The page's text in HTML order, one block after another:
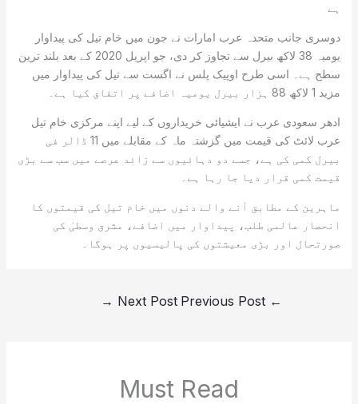
ہے
دوسری جانب متحدہ عرب امارات نے جون میں خام تیل کی پیداوار
یومیہ 38 لاکھ بیرل سے تجاوز کر دی، جو اپریل 2020 کے بعد بلند ترین
سطح ہے۔ اسی طرح اوپیک پلس نے اگست سے تیل کی پیداوار میں
مزید 1 لاکھ 88 ہزار بیرل یومیہ اضافے پر اتفاق کیا ہے۔
ادھر سعودی عرب نے ایشیائی خریداروں کے لیے اپنے مرکزی خام تیل
عرب لائٹ کی قیمت میں گزشتہ ماہ کے مقابلے میں 11 ڈالر فی
بیرل کمی کی ہے، جسے دو دہائیوں سے زائد عرصے میں سب سے بڑی
قیمت کمی قرار دیا جا رہا ہے۔
ماہرین کے مطابق آنے والے دنوں میں خام تیل کی قیمتوں کا
انحصار عالمی طلب، پیداوار میں اضافے، مشرق وسطیٰ کی
صورتحال اور بڑی معیشتوں کی پالیسیوں پر ہوگا۔
←
Next Post
→
Must Read